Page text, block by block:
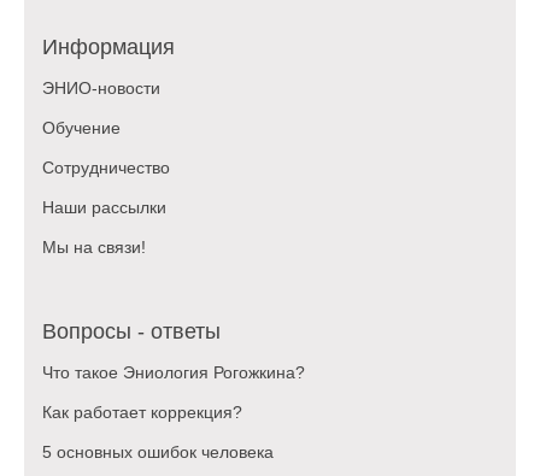
Информация
ЭНИО-новости
Обучение
Сотрудничество
Наши рассылки
Мы на связи!
Вопросы - ответы
Что такое Эниология Рогожкина?
Как работает коррекция?
5 основных ошибок человека